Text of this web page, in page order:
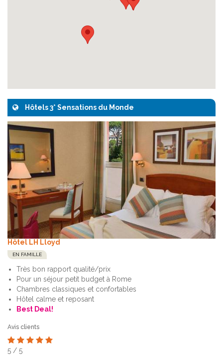
Hôtels 3* Sensations du Monde
Hôtel LH Lloyd
EN FAMILLE
Très bon rapport qualité/prix
Pour un séjour petit budget à Rome
Chambres classiques et confortables
Hôtel calme et reposant
Best Deal!
Avis clients
5 / 5